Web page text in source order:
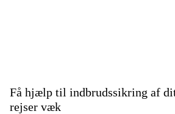
Få hjælp til indbrudssikring af
rejser væk